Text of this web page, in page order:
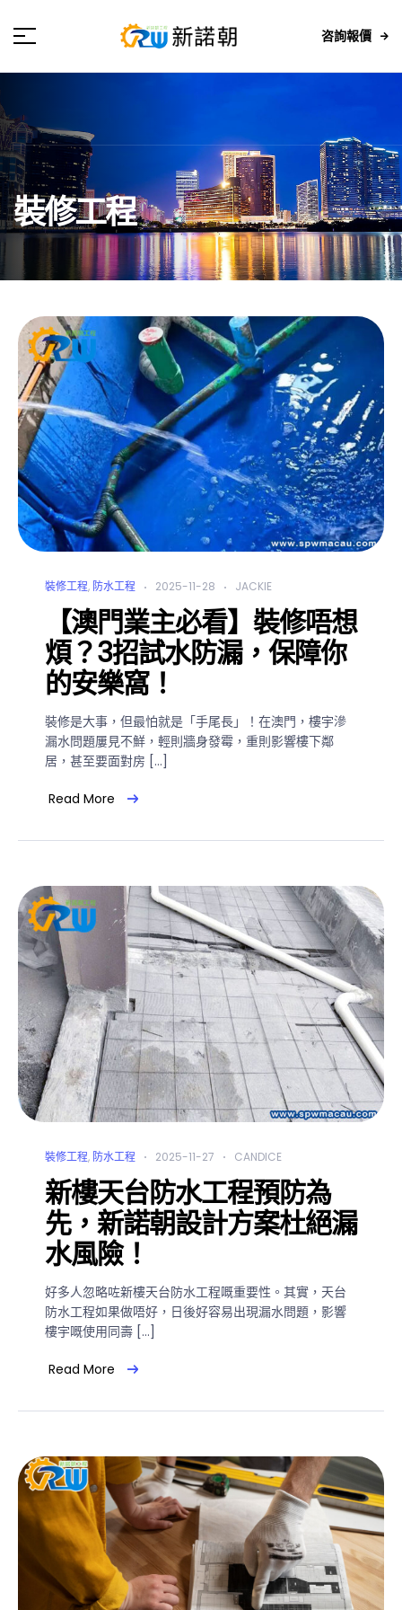
咨詢報價
裝修工程
裝修工程, 防水工程 2025-11-28 JACKIE
【澳門業主必看】裝修唔想
煩？3招試水防漏，保障你
的安樂窩！
裝修是大事，但最怕就是「手尾長」！在澳門，樓宇滲
漏水問題屢見不鮮，輕則牆身發霉，重則影響樓下鄰
居，甚至要面對房 […]
Read More
裝修工程, 防水工程 2025-11-27 CANDICE
新樓天台防水工程預防為
先，新諾朝設計方案杜絕漏
水風險！
好多人忽略咗新樓天台防水工程嘅重要性。其實，天台
防水工程如果做唔好，日後好容易出現漏水問題，影響
樓宇嘅使用同壽 […]
Read More